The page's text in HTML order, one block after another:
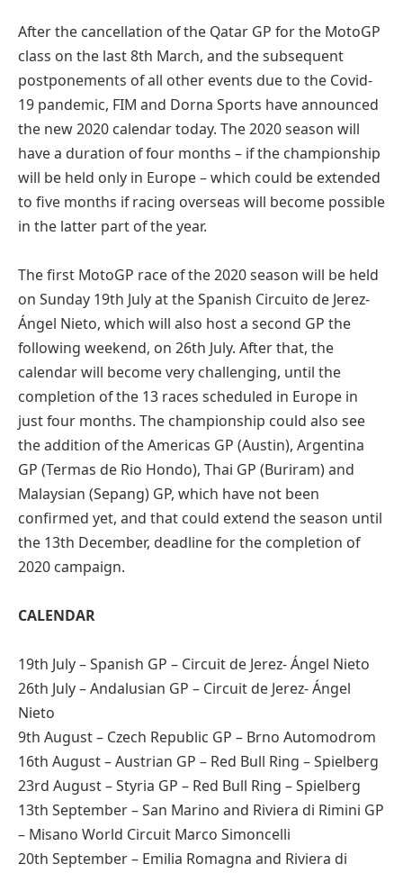
After the cancellation of the Qatar GP for the MotoGP
class on the last 8th March, and the subsequent
postponements of all other events due to the Covid-
19 pandemic, FIM and Dorna Sports have announced
the new 2020 calendar today. The 2020 season will
have a duration of four months – if the championship
will be held only in Europe – which could be extended
to five months if racing overseas will become possible
in the latter part of the year.
The first MotoGP race of the 2020 season will be held
on Sunday 19th July at the Spanish Circuito de Jerez-
Ángel Nieto, which will also host a second GP the
following weekend, on 26th July. After that, the
calendar will become very challenging, until the
completion of the 13 races scheduled in Europe in
just four months. The championship could also see
the addition of the Americas GP (Austin), Argentina
GP (Termas de Rio Hondo), Thai GP (Buriram) and
Malaysian (Sepang) GP, which have not been
confirmed yet, and that could extend the season until
the 13th December, deadline for the completion of
2020 campaign.
CALENDAR
19th July – Spanish GP – Circuit de Jerez- Ángel Nieto
26th July – Andalusian GP – Circuit de Jerez- Ángel
Nieto
9th August – Czech Republic GP – Brno Automodrom
16th August – Austrian GP – Red Bull Ring – Spielberg
23rd August – Styria GP – Red Bull Ring – Spielberg
13th September – San Marino and Riviera di Rimini GP
– Misano World Circuit Marco Simoncelli
20th September – Emilia Romagna and Riviera di